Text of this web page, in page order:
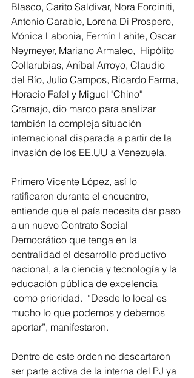
Blasco, Carito Saldivar, Nora Forciniti,
Antonio Carabio, Lorena Di Prospero,
Mónica Labonia, Fermín Lahite, Oscar
Neymeyer, Mariano Armaleo,  Hipólito
Collarubias, Aníbal Arroyo, Claudio
del Río, Julio Campos, Ricardo Farma,
Horacio Fafel y Miguel "Chino"
Gramajo, dio marco para analizar
también la compleja situación
internacional disparada a partir de la
invasión de los EE.UU a Venezuela.
Primero Vicente López, así lo
ratificaron durante el encuentro,
entiende que el país necesita dar paso
a un nuevo Contrato Social
Democrático que tenga en la
centralidad el desarrollo productivo
nacional, a la ciencia y tecnología y la
educación pública de excelencia
como prioridad.  “Desde lo local es
mucho lo que podemos y debemos
aportar”, manifestaron.
Dentro de este orden no descartaron
ser parte activa de la interna del PJ ya